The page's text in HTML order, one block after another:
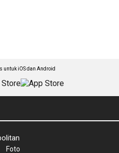
untuk iOS dan Android
Foto